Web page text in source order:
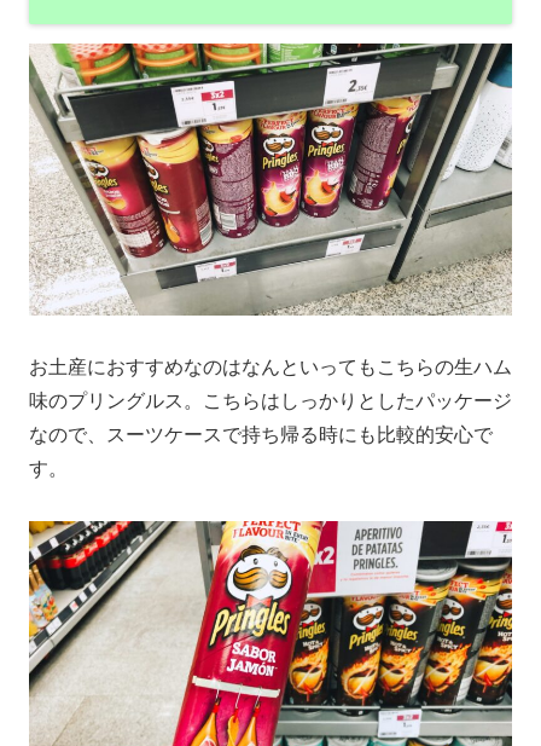
お土産におすすめなのはなんといってもこちらの生ハム
味のプリングルス。こちらはしっかりとしたパッケージ
なので、スーツケースで持ち帰る時にも比較的安心で
す。